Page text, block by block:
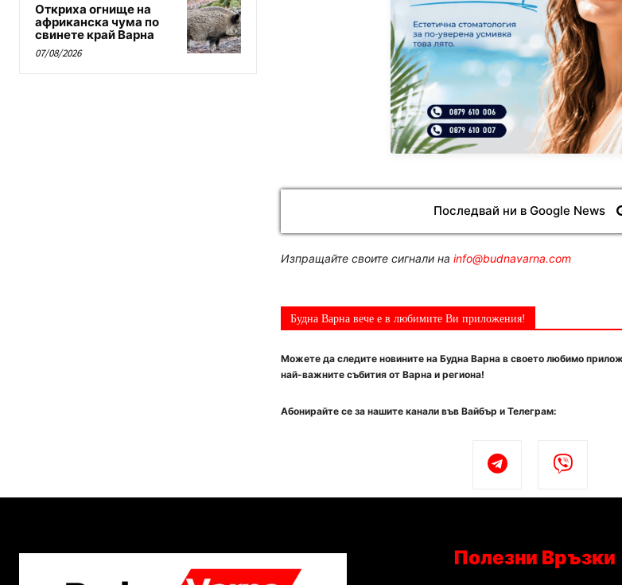
Откриха огнище на
африканска чума по
свинете край Варна
07/08/2026
Последвай ни в Google News
Изпращайте своите сигнали на info@budnavarna.com
Будна Варна вече е в любимите Ви приложения!
Можете да следите новините на Будна Варна в своето любимо
най-важните събития от Варна и региона!
Абонирайте се за нашите канали във Вайбър и Телеграм:
Полезни Връзки